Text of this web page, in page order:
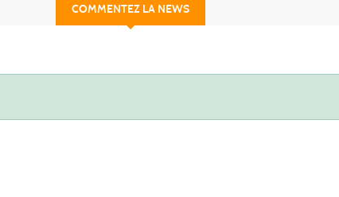
COMMENTEZ LA NEWS